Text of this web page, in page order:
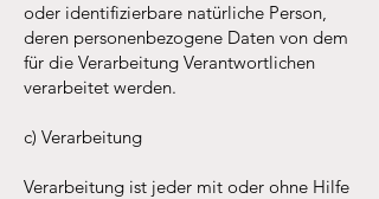
oder identifizierbare natürliche Person,
deren personenbezogene Daten von dem
für die Verarbeitung Verantwortlichen
verarbeitet werden.
c) Verarbeitung
Verarbeitung ist jeder mit oder ohne Hilfe